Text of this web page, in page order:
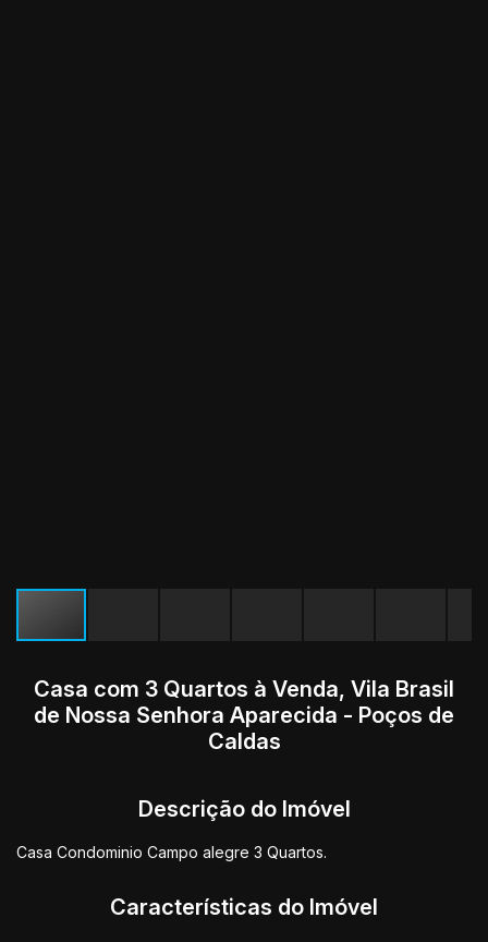
Casa com 3 Quartos à Venda, Vila Brasil
de Nossa Senhora Aparecida - Poços de
Caldas
Descrição do Imóvel
Casa Condominio Campo alegre 3 Quartos.
Características do Imóvel